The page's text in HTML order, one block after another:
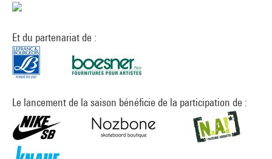
Et du partenariat de :
Le lancement de la saison bénéficie de la participation de :